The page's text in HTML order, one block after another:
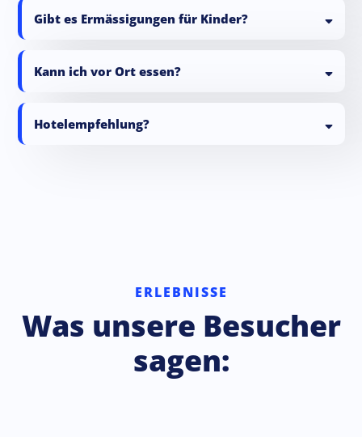
info@umweltarena.ch
Route planen (Google Maps)
SBB Anreise planen
Anreise mit dem öffentlichen Verkehr
Fahrplan ab Haltestelle Umwelt Arena, Richtung Killwangen
Gibt es Ermässigungen für Kinder?
Kann ich vor Ort essen?
Hotelempfehlung?
ERLEBNISSE
Was unsere Besucher
sagen: